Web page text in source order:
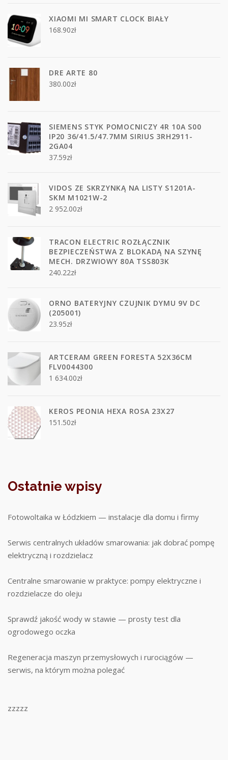
XIAOMI MI SMART CLOCK BIAŁY
168.90zł
DRE ARTE 80
380.00zł
SIEMENS STYK POMOCNICZY 4R 10A S00
IP20 36/41.5/47.7MM SIRIUS 3RH2911-
2GA04
37.59zł
VIDOS ZE SKRZYNKĄ NA LISTY S1201A-
SKM M1021W-2
2 952.00zł
TRACON ELECTRIC ROZŁĄCZNIK
BEZPIECZEŃSTWA Z BLOKADĄ NA SZYNĘ
MECH. DRZWIOWY 80A TSS803K
240.22zł
ORNO BATERYJNY CZUJNIK DYMU 9V DC
(205001)
23.95zł
ARTCERAM GREEN FORESTA 52X36CM
FLV0044300
1 634.00zł
KEROS PEONIA HEXA ROSA 23X27
151.50zł
Ostatnie wpisy
Fotowoltaika w Łódzkiem — instalacje dla domu i firmy
Serwis centralnych układów smarowania: jak dobrać pompę
elektryczną i rozdzielacz
Centralne smarowanie w praktyce: pompy elektryczne i
rozdzielacze do oleju
Sprawdź jakość wody w stawie — prosty test dla
ogrodowego oczka
Regeneracja maszyn przemysłowych i rurociągów —
serwis, na którym można polegać
zzzzz